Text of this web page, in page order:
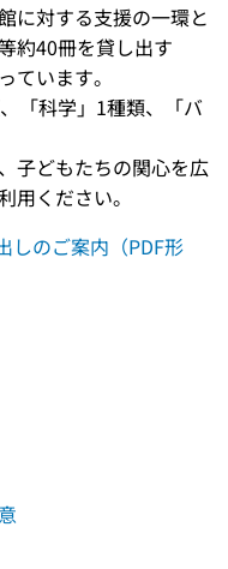
に対する支援の一環と
約40冊を貸し出す
ています。
「科学」1種類、「バ
子どもたちの関心を広
用ください。
しのご案内（PDF形